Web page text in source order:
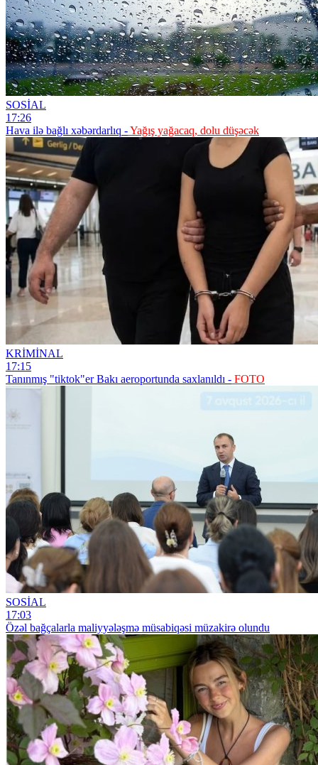
SOSİAL
17:26
Hava ilə bağlı xəbərdarlıq -Yağış yağacaq, dolu düşəcək
KRİMİNAL
17:15
Tanınmış "tiktok"er Bakı aeroportunda saxlanıldı - FOTO
SOSİAL
17:03
Özəl bağçalarla maliyyələşmə müsabiqəsi müzakirə olundu